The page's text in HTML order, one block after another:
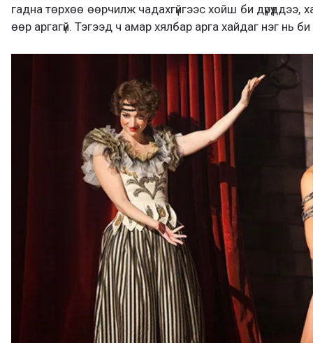
гадна төрхөө өөрчилж чадахгүйгээс хойш би дүрүүддээ,
өөр аргагүй. Тэгээд ч амар хялбар арга хайдаг нэг нь